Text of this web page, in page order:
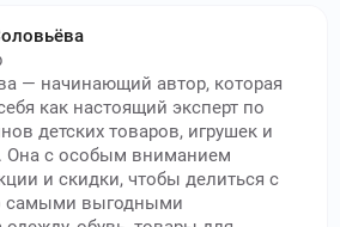
— начинающий автор, которая
как настоящий эксперт по
детских товаров, игрушек и
Она с особым вниманием
и скидки, чтобы делиться с
самыми выгодными